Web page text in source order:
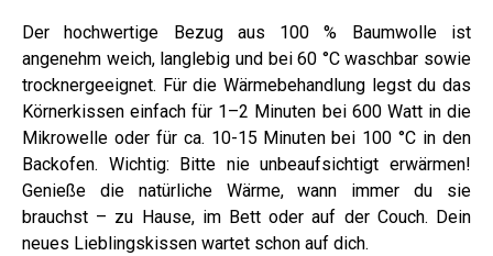
Der hochwertige Bezug aus 100 % Baumwolle ist
angenehm weich, langlebig und bei 60 °C waschbar sowie
trocknergeeignet. Für die Wärmebehandlung legst du das
Körnerkissen einfach für 1–2 Minuten bei 600 Watt in die
Mikrowelle oder für ca. 10-15 Minuten bei 100 °C in den
Backofen. Wichtig: Bitte nie unbeaufsichtigt erwärmen!
Genieße die natürliche Wärme, wann immer du sie
brauchst – zu Hause, im Bett oder auf der Couch. Dein
neues Lieblingskissen wartet schon auf dich.